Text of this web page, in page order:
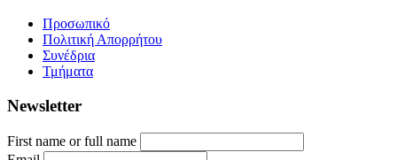
Προσωπικό
Πολιτική Απορρήτου
Συνέδρια
Τμήματα
Newsletter
First name or full name